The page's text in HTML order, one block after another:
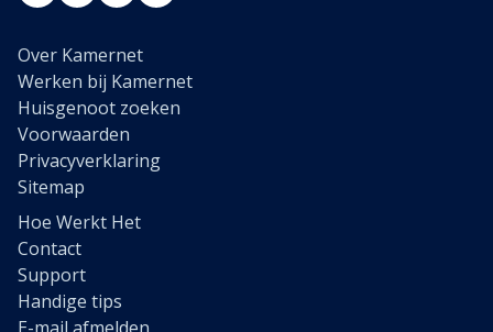
Over Kamernet
Werken bij Kamernet
Huisgenoot zoeken
Voorwaarden
Privacyverklaring
Sitemap
Hoe Werkt Het
Contact
Support
Handige tips